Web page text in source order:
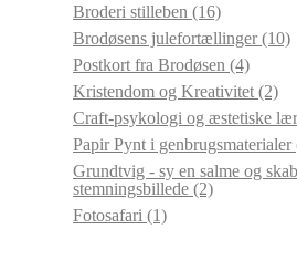
Broderi stilleben (16)
Brodøsens julefortællinger(10)
Postkort fra Brodøsen (4)
Kristendom og Kreativitet (2)
Craft-psykologi og æstetiske
Papir Pynt i genbrugsmaterialer
Grundtvig - sy en salme og
stemningsbillede (2)
Fotosafari (1)